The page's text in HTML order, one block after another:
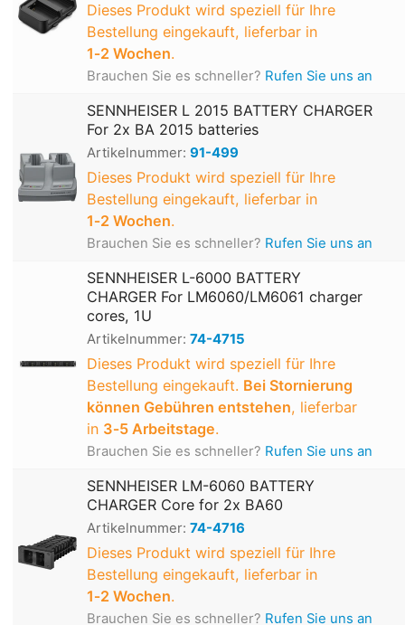
Dieses Produkt wird speziell für Ihre
Bestellung eingekauft, lieferbar in
1‑2 Wochen.
Brauchen Sie es schneller? Rufen Sie uns an
SENNHEISER L 2015 BATTERY CHARGER
For 2x BA 2015 batteries
Artikelnummer: 91-499
Dieses Produkt wird speziell für Ihre
Bestellung eingekauft, lieferbar in
1‑2 Wochen.
Brauchen Sie es schneller? Rufen Sie uns an
SENNHEISER L-6000 BATTERY
CHARGER For LM6060/LM6061 charger
cores, 1U
Artikelnummer: 74-4715
Dieses Produkt wird speziell für Ihre
Bestellung eingekauft. Bei Stornierung
können Gebühren entstehen, lieferbar
in 3‑5 Arbeitstage.
Brauchen Sie es schneller? Rufen Sie uns an
SENNHEISER LM-6060 BATTERY
CHARGER Core for 2x BA60
Artikelnummer: 74-4716
Dieses Produkt wird speziell für Ihre
Bestellung eingekauft, lieferbar in
1‑2 Wochen.
Brauchen Sie es schneller? Rufen Sie uns an